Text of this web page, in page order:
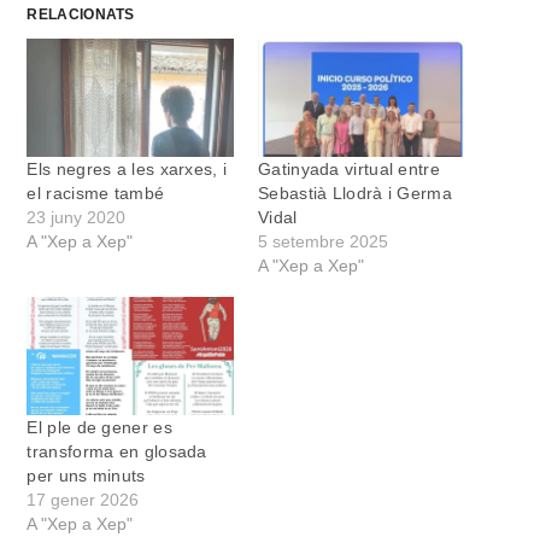
RELACIONATS
Els negres a les xarxes, i
el racisme també
23 juny 2020
A "Xep a Xep"
Gatinyada virtual entre
Sebastià Llodrà i Germa
Vidal
5 setembre 2025
A "Xep a Xep"
El ple de gener es
transforma en glosada
per uns minuts
17 gener 2026
A "Xep a Xep"